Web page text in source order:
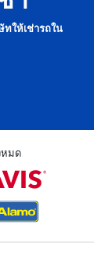
ทให้เช่ารถใน
หมด